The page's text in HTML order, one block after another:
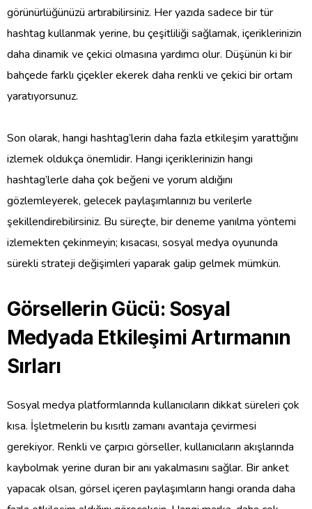
görünürlüğünüzü artırabilirsiniz. Her yazıda sadece bir tür
hashtag kullanmak yerine, bu çeşitliliği sağlamak, içeriklerinizin
daha dinamik ve çekici olmasına yardımcı olur. Düşünün ki bir
bahçede farklı çiçekler ekerek daha renkli ve çekici bir ortam
yaratıyorsunuz.
Son olarak, hangi hashtag’lerin daha fazla etkileşim yarattığını
izlemek oldukça önemlidir. Hangi içeriklerinizin hangi
hashtag’lerle daha çok beğeni ve yorum aldığını
gözlemleyerek, gelecek paylaşımlarınızı bu verilerle
şekillendirebilirsiniz. Bu süreçte, bir deneme yanılma yöntemi
izlemekten çekinmeyin; kısacası, sosyal medya oyununda
sürekli strateji değişimleri yaparak galip gelmek mümkün.
Görsellerin Gücü: Sosyal
Medyada Etkileşimi Artırmanın
Sırları
Sosyal medya platformlarında kullanıcıların dikkat süreleri çok
kısa. İşletmelerin bu kısıtlı zamanı avantaja çevirmesi
gerekiyor. Renkli ve çarpıcı görseller, kullanıcıların akışlarında
kaybolmak yerine duran bir anı yakalmasını sağlar. Bir anket
yapacak olsan, görsel içeren paylaşımların hangi oranda daha